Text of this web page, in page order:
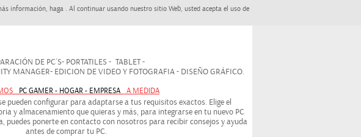
información, haga . Al continuar usando nuestro sitio Web, usted acepta el uso de
DE PC´S- PORTATILES - TABLET -
MANAGER- EDICION DE VIDEO Y FOTOGRAFIA - DISEÑO GRÁFICO.
PC GAMER - HOGAR - EMPRESA A MEDIDA
pueden configurar para adaptarse a tus requisitos exactos. Elige el
y almacenamiento que quieras y más, para integrarse en tu nuevo PC
puedes ponerte en contacto con nosotros para recibir consejos y ayuda
antes de comprar tu PC.